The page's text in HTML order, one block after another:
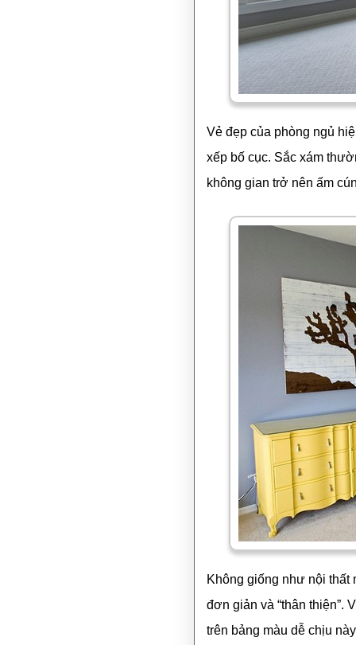
Vẻ đẹp của phòng ngủ
xếp bố cục. Sắc xám
không gian trở nên ấm
Không giống như nội thất
đơn giản và “thân thiện”.
trên bảng màu dễ chịu